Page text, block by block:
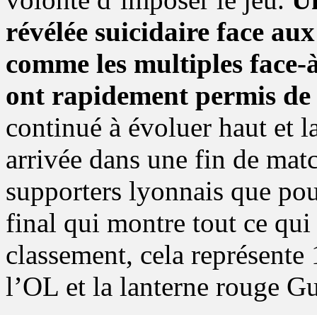
révélée suicidaire face
comme les multiples
ont rapidement permis de
continué à évoluer haut et
arrivée dans une fin de
supporters lyonnais que
final qui montre tout ce qui
classement, cela
l’OL et la lanterne rouge